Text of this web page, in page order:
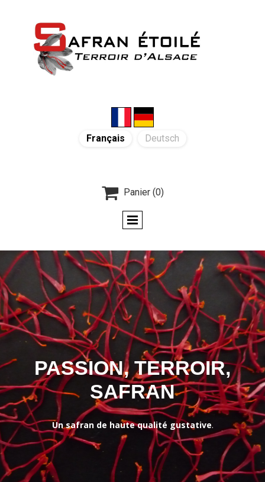
Français Deutsch
 Panier (0)
PASSION, TERROIR,
SAFRAN
Un safran de haute qualité gustative.